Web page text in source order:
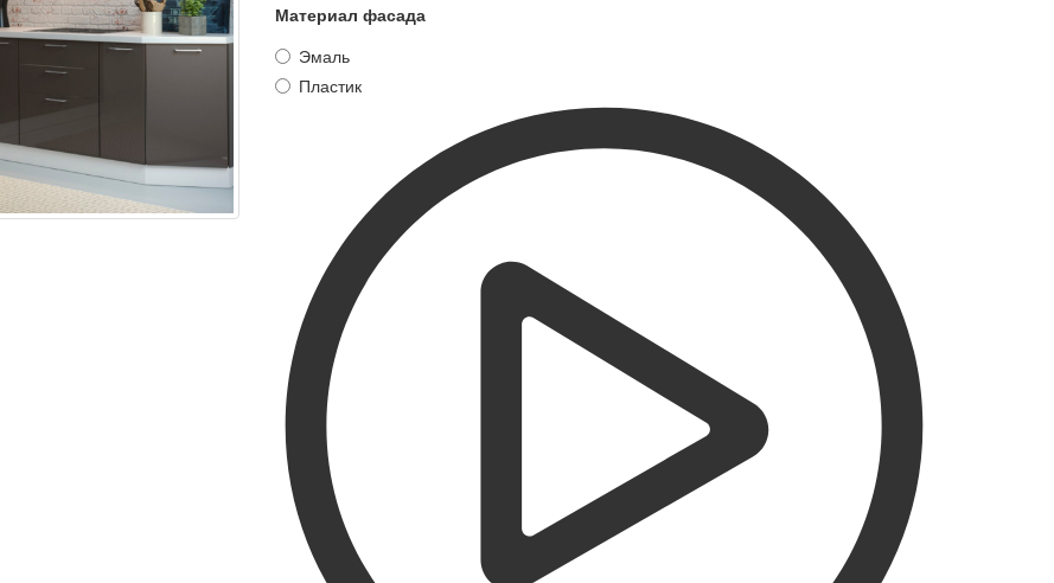
Материал фасада
Эмаль
Пластик